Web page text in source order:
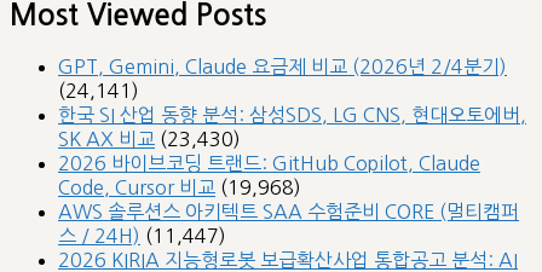
Most Viewed Posts
GPT, Gemini, Claude 요금제 비교 (2026년 2/4분기)
(24,141)
한국 SI 산업 동향 분석: 삼성SDS, LG CNS, 현대오토에버,
SK AX 비교 (23,430)
2026 바이브코딩 트랜드: GitHub Copilot, Claude
Code, Cursor 비교 (19,968)
AWS 솔루션스 아키텍트 SAA 수험준비 CORE (멀티캠퍼
스 / 24H) (11,447)
2026 KIRIA 지능형로봇 보급확산사업 통합공고 분석: AI